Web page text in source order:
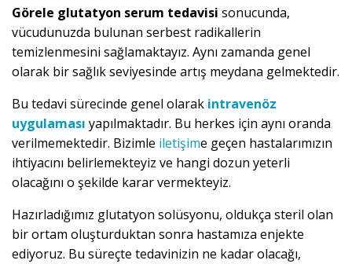
Görele glutatyon serum tedavisi sonucunda,
vücudunuzda bulunan serbest radikallerin
temizlenmesini sağlamaktayız. Aynı zamanda genel
olarak bir sağlık seviyesinde artış meydana gelmektedir.
Bu tedavi sürecinde genel olarak intravenöz
uygulaması yapılmaktadır. Bu herkes için aynı oranda
verilmemektedir. Bizimle iletişime geçen hastalarımızın
ihtiyacını belirlemekteyiz ve hangi dozun yeterli
olacağını o şekilde karar vermekteyiz.
Hazırladığımız glutatyon solüsyonu, oldukça steril olan
bir ortam oluşturduktan sonra hastamıza enjekte
ediyoruz. Bu süreçte tedavinizin ne kadar olacağı,